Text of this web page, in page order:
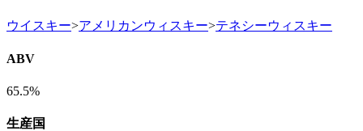
ウイスキー>アメリカンウィスキー>テネシーウィスキー
ABV
65.5%
生産国